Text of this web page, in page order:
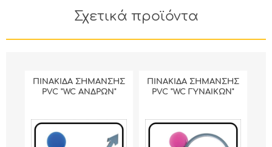
Σχετικά προϊόντα
ΠΙΝΑΚΙΔΑ ΣΗΜΑΝΣΗΣ
PVC "WC ΑΝΔΡΩΝ"
ΠΙΝΑΚΙΔΑ ΣΗΜΑΝΣΗΣ
PVC "WC ΓΥΝΑΙΚΩΝ"